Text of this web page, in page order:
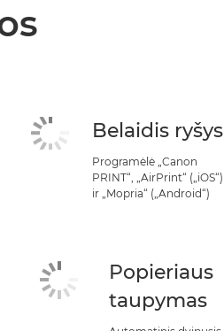
Belaidis ryšys
Programėlė „Canon
PRINT“, „AirPrint“ („iOS“)
ir „Mopria“ („Android“)
Popieriaus
taupymas